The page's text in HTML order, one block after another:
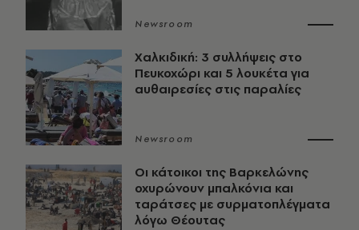
Newsroom
Χαλκιδική: 3 συλλήψεις στο
Πευκοχώρι και 5 λουκέτα για
αυθαιρεσίες στις παραλίες
Newsroom
Οι κάτοικοι της Βαρκελώνης
οχυρώνουν μπαλκόνια και
ταράτσες με συρματοπλέγματα
λόγω Θέουτας